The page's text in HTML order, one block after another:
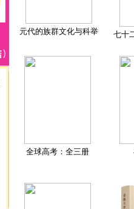
元代的族群文化与科举 七十
全球高考：全三册